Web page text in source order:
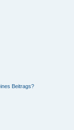
Beitrags?